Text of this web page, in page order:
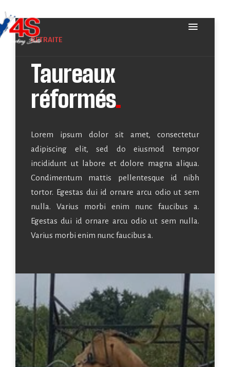
RETRAITE
Taureaux
réformés.
Lorem ipsum dolor sit amet, consectetur
adipiscing elit, sed do eiusmod tempor
incididunt ut labore et dolore magna aliqua.
Condimentum mattis pellentesque id nibh
tortor. Egestas dui id ornare arcu odio ut sem
nulla. Varius morbi enim nunc faucibus a.
Egestas dui id ornare arcu odio ut sem nulla.
Varius morbi enim nunc faucibus a.